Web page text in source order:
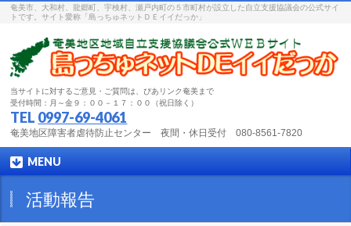
奄美市、大和村、龍郷町、宇検村、瀬戸内町の５市町村が設立した自立支援協議会の公式サイ
トです。サイト愛称「島っちゅネットＤＥイイだっか」
当サイトに対するご意見・ご質問は、ぴあリンク奄美まで
受付時間：月～金９：００－１７：００（祝日除く）
TEL 0997-69-4061
奄美地区障害者虐待防止センター 夜間・休日受付 080-8561-7820
MENU
活動報告